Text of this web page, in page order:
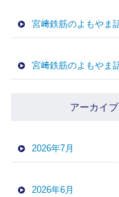
アーカイブ
2026年7月
2026年6月